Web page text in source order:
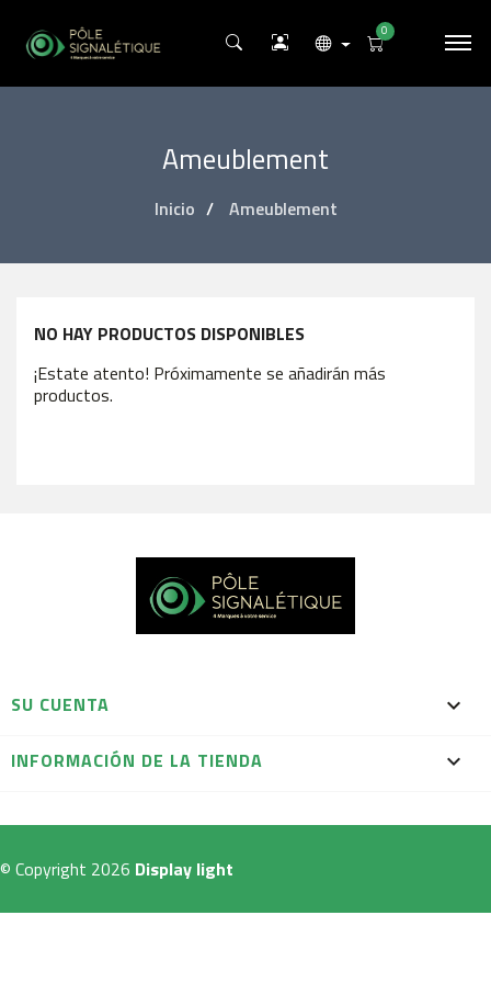
0
Ameublement
Inicio Ameublement
NO HAY PRODUCTOS DISPONIBLES
¡Estate atento! Próximamente se añadirán más
productos.
SU CUENTA 
INFORMACIÓN DE LA TIENDA keyboard_arrow_down
© Copyright 2026 Display light